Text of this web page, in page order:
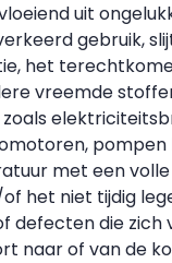
uit
gebruik,
het
vreemde
pompen
met een volle
het niet tijdig
defecten die zich
naar of van de